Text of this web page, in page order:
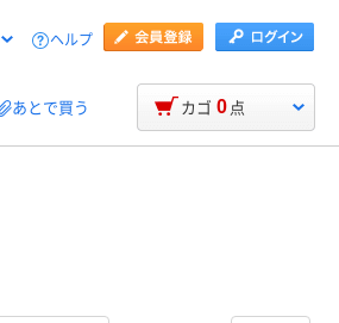
ヘルプ
あとで買う カゴ 0 点